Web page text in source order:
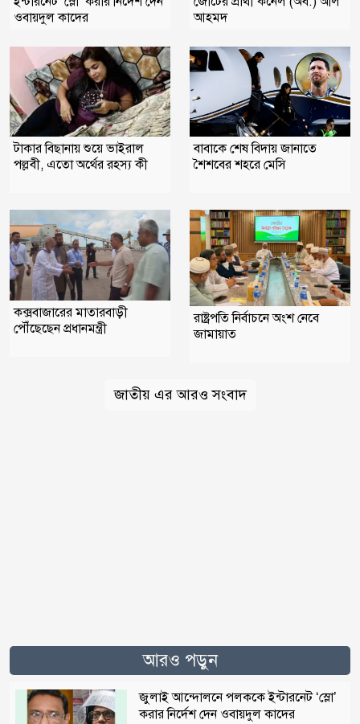
ওবায়দুল কাদের
আহমদ
টাকার বিছানায় শুয়ে ভাইরাল
পল্লবী, এতো অর্থের রহস্য কী
বাবাকে শেষ বিদায় জানাতে
শৈশবের শহরে মেসি
কক্সবাজারের মাতারবাড়ী
পৌঁছেছেন প্রধানমন্ত্রী
রাষ্ট্রপতি নির্বাচনে অংশ নেবে
জামায়াত
জাতীয় এর আরও সংবাদ
আরও পড়ুন
জুলাই আন্দোলনে পলককে ইন্টারনেট ‘স্লো’
করার নির্দেশ দেন ওবায়দুল কাদের